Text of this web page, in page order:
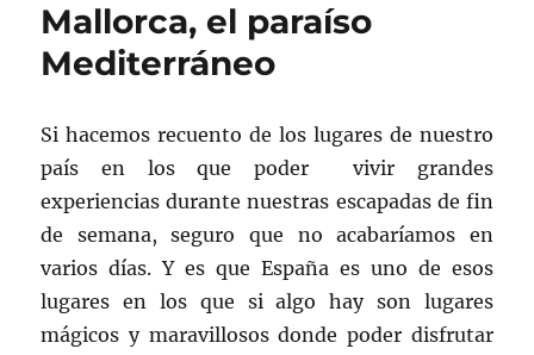
Mallorca, el paraíso
Mediterráneo
Si hacemos recuento de los lugares de nuestro
país en los que poder vivir grandes
experiencias durante nuestras escapadas de fin
de semana, seguro que no acabaríamos en
varios días. Y es que España es uno de esos
lugares en los que si algo hay son lugares
mágicos y maravillosos donde poder disfrutar